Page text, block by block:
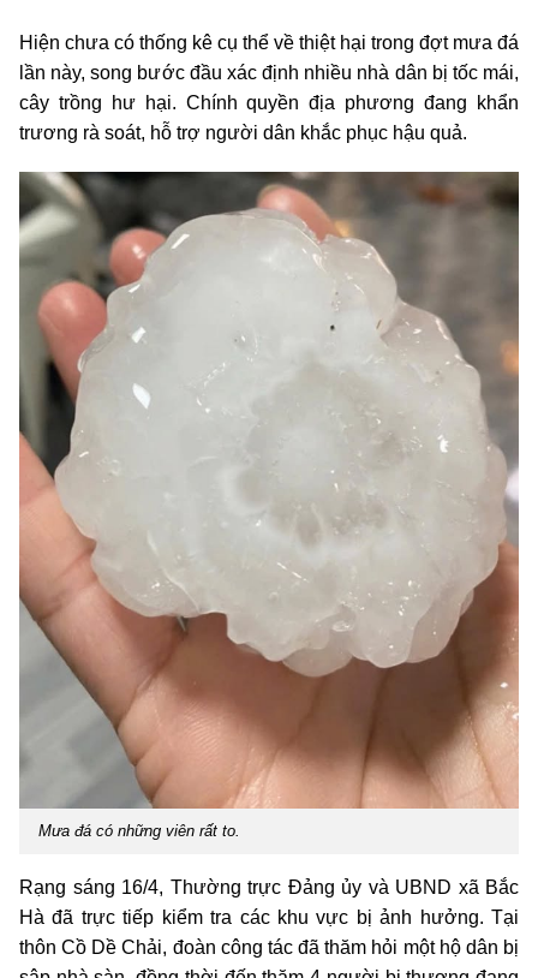
Hiện chưa có thống kê cụ thể về thiệt hại trong đợt mưa đá
lần này, song bước đầu xác định nhiều nhà dân bị tốc mái,
cây trồng hư hại. Chính quyền địa phương đang khẩn
trương rà soát, hỗ trợ người dân khắc phục hậu quả.
Mưa đá có những viên rất to.
Rạng sáng 16/4, Thường trực Đảng ủy và UBND xã Bắc
Hà đã trực tiếp kiểm tra các khu vực bị ảnh hưởng. Tại
thôn Cồ Dề Chải, đoàn công tác đã thăm hỏi một hộ dân bị